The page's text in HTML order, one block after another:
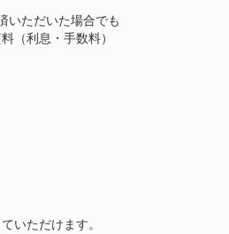
いただいた場合でも
（利息・手数料）
いただけます。